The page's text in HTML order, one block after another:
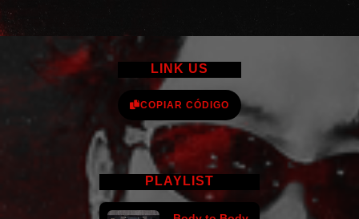
LINK US
COPIAR CÓDIGO
PLAYLIST